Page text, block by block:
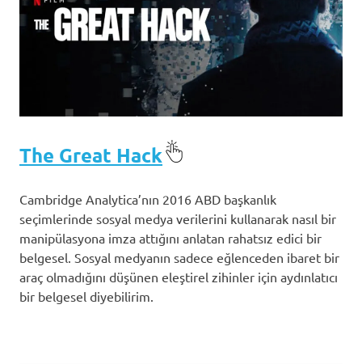
The Great Hack
Cambridge Analytica’nın 2016 ABD başkanlık
seçimlerinde sosyal medya verilerini kullanarak nasıl bir
manipülasyona imza attığını anlatan rahatsız edici bir
belgesel. Sosyal medyanın sadece eğlenceden ibaret bir
araç olmadığını düşünen eleştirel zihinler için aydınlatıcı
bir belgesel diyebilirim.